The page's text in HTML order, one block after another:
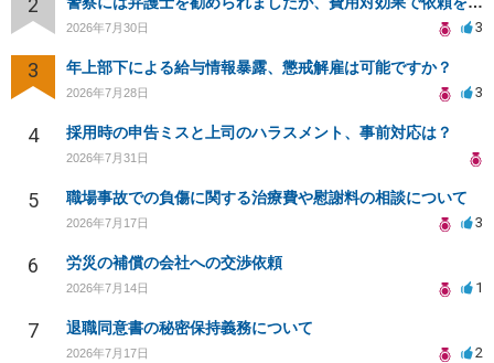
2
2026年7月30日 3
3 年上部下による給与情報暴露、懲戒解雇は可能ですか？
2026年7月28日 3
4 採用時の申告ミスと上司のハラスメント、事前対応は？
2026年7月31日
5 職場事故での負傷に関する治療費や慰謝料の相談について
2026年7月17日 3
6 労災の補償の会社への交渉依頼
2026年7月14日 1
7 退職同意書の秘密保持義務について
2026年7月17日 2